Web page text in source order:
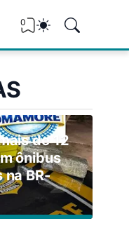
0
de 12
ônibus
na BR-